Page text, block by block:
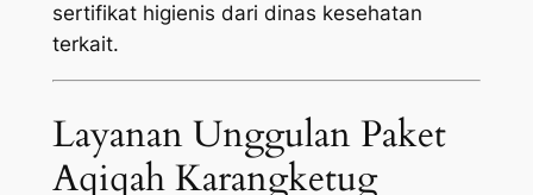
sertifikat higienis dari dinas kesehatan
terkait.
Layanan Unggulan Paket
Aqiqah Karangketug